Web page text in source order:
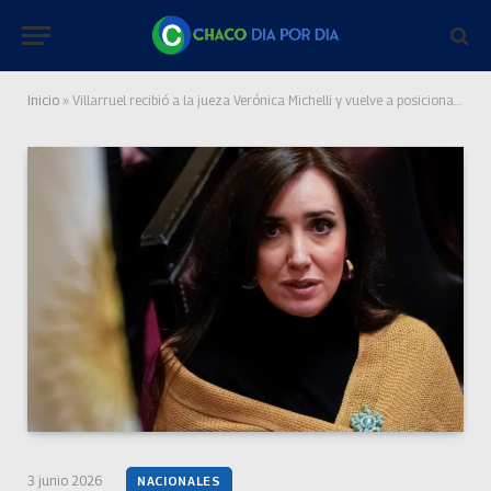
Inicio » Villarruel recibió a la jueza Verónica Michelli y vuelve a posicionarse contra Milei
3 junio 2026 NACIONALES